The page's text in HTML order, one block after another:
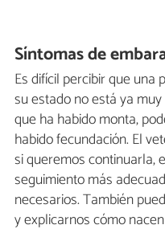
Síntomas de
Es difícil percibir que
su estado no está ya
que ha habido monta,
habido fecundación. El
si queremos continuarla,
seguimiento más
necesarios. También
y explicarnos cómo